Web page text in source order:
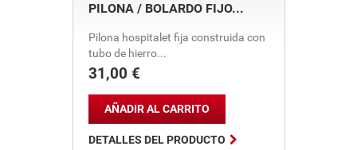
PILONA / BOLARDO FIJO...
Pilona hospitalet fija construida con
tubo de hierro...
Precio
31,00 €

AÑADIR AL CARRITO
DETALLES DEL PRODUCTO